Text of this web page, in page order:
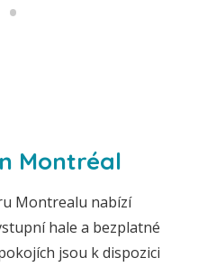
Montréal
Montrealu nabízí
hale a bezplatné
jsou k dispozici